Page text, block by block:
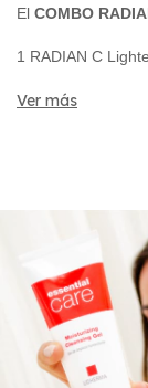
El COMBO
1 RADIAN C
1 RADIAN C
+ Protector Solar
Versión TOP
+ Dherma
Atencion!
Ante la falta de
Ver más